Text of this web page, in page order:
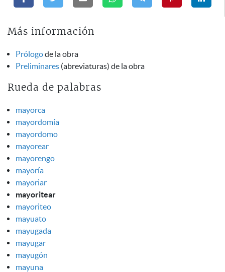
Más información
Prólogode la obra
Preliminares (abreviaturas) de la obra
Rueda de palabras
mayorca
mayordomía
mayordomo
mayorear
mayorengo
mayoría
mayoriar
mayoritear
mayoriteo
mayuato
mayugada
mayugar
mayugón
mayuna